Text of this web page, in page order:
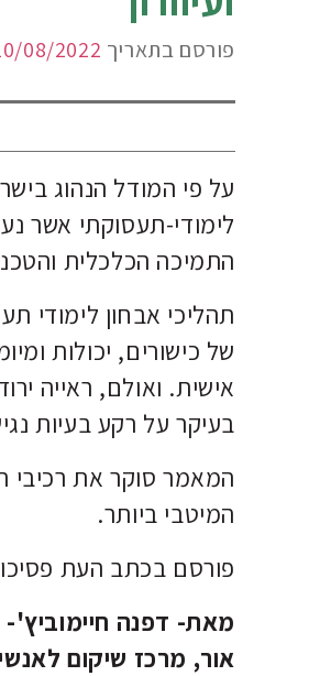
פורסם בתאריך 08/2022
על פי המודל הנהוג
לימודי-תעסוקתי אשר
התמיכה הכלכלית
תהליכי אבחון לימודי
של כישורים, יכולות
אישית. ואולם, ראייה
בעיקר על רקע בעיות
המאמר סוקר את רכיבי
המיטבי ביותר.
פורסם בכתב העת
מאת- דפנה חיימוביץ'-
אור, מרכז שיקום